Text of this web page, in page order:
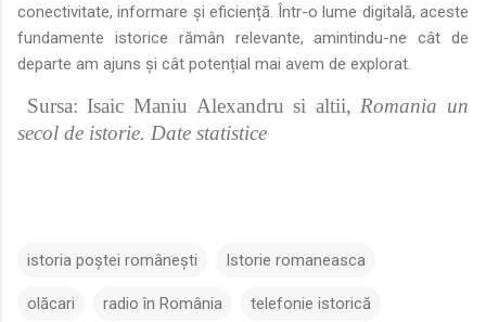
conectivitate, informare și eficiență. Într-o lume digitală, aceste
fundamente istorice rămân relevante, amintindu-ne cât de
departe am ajuns și cât potențial mai avem de explorat.
Sursa: Isaic Maniu Alexandru si altii, Romania un
secol de istorie. Date statistice
istoria poștei românești Istorie romaneasca
olăcari radio în România telefonie istorică